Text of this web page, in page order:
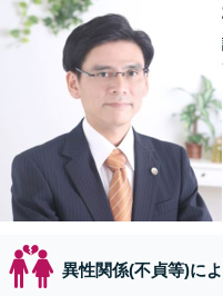
異性関係(不貞等)に